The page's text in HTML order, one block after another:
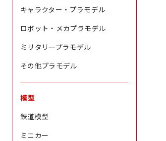
キャラクター・プラモデル
ロボット・メカプラモデル
ミリタリープラモデル
その他プラモデル
模型
鉄道模型
ミニカー